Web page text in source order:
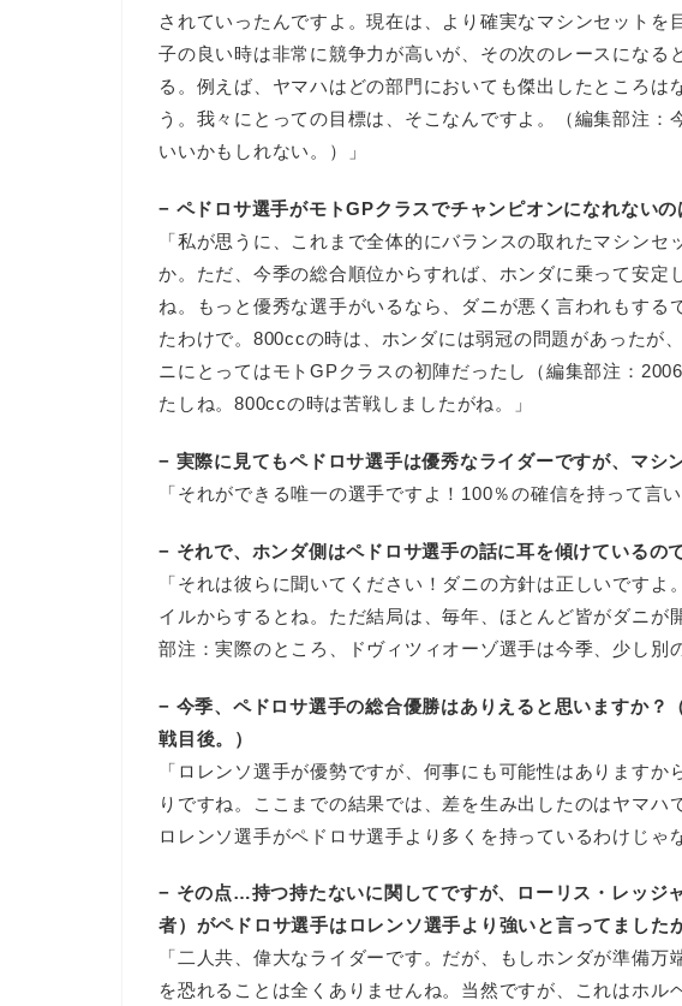
されていったんですよ。現在は、より確実なマシンセットを
子の良い時は非常に競争力が高いが、その次のレースになる
る。例えば、ヤマハはどの部門においても傑出したところは
う。我々にとっての目標は、そこなんですよ。（編集部注：
いいかもしれない。）」
− ペドロサ選手がモトGPクラスでチャンピオンになれないの
「私が思うに、これまで全体的にバランスの取れたマシンセ
か。ただ、今季の総合順位からすれば、ホンダに乗って安定
ね。もっと優秀な選手がいるなら、ダニが悪く言われもする
たわけで。800ccの時は、ホンダには弱冠の問題があったが
ニにとってはモトGPクラスの初陣だったし（編集部注：
たしね。800ccの時は苦戦しましたがね。」
− 実際に見てもペドロサ選手は優秀なライダーですが、マシ
「それができる唯一の選手ですよ！100％の確信を持って言い
− それで、ホンダ側はペドロサ選手の話に耳を傾けているの
「それは彼らに聞いてください！ダニの方針は正しいです
イルからするとね。ただ結局は、毎年、ほとんど皆がダニが
部注：実際のところ、ドヴィツィオーゾ選手は今季、少し別
− 今季、ペドロサ選手の総合優勝はありえると思いますか？
戦目後。）
「ロレンソ選手が優勢ですが、何事にも可能性はあります
りですね。ここまでの結果では、差を生み出したのはヤマハ
ロレンソ選手がペドロサ選手より多くを持っているわけじゃ
− その点…持つ持たないに関してですが、ローリス・レッジ
者）がペドロサ選手はロレンソ選手より強いと言ってましたが
「二人共、偉大なライダーです。だが、もしホンダが準備
を恐れることは全くありませんね。当然ですが、これはホル